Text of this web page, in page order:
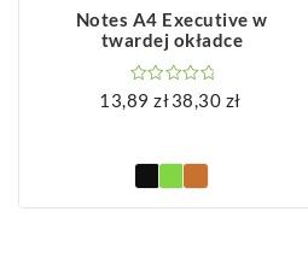
Notes A4 Executive w
twardej okładce
13,89zł38,30 zł